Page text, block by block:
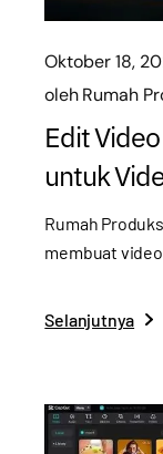
Oktober 18,
olehRumah
Edit
untuk
Rumah
membuat
Selanjutnya